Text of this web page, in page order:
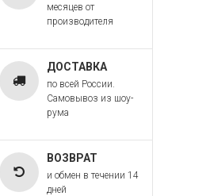
месяцев от
производителя
ДОСТАВКА
по всей России.
Самовывоз из шоу-
рума
ВОЗВРАТ
и обмен в течении 14
дней